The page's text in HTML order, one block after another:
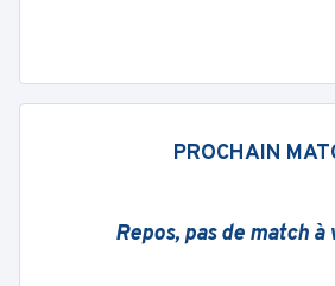
PROCHAIN
Repos, pas de match